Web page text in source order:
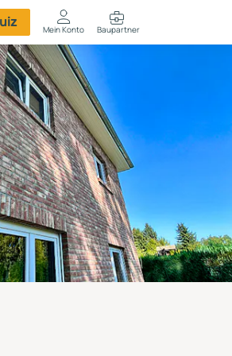
Mein Konto Baupartner